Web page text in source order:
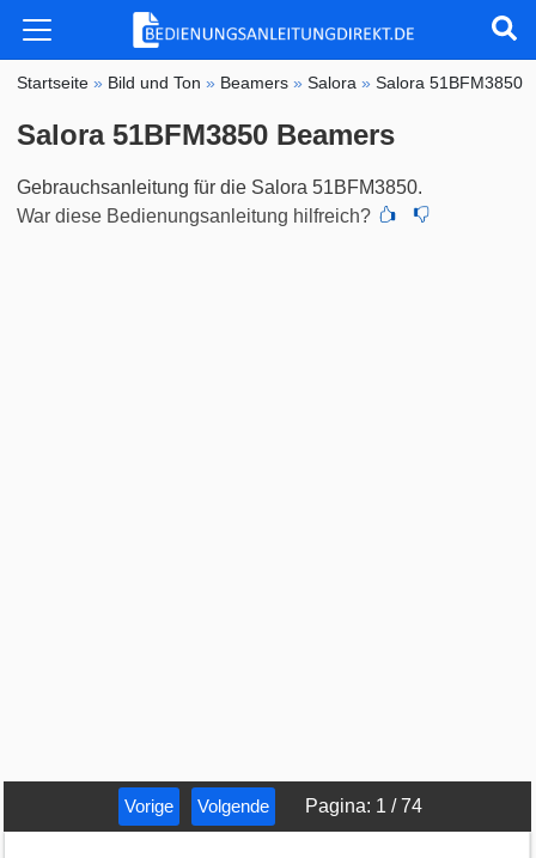
Startseite » Bild und Ton » Beamers »Salora »Salora 51BFM3850
Salora 51BFM3850 Beamers
Gebrauchsanleitung für die Salora 51BFM3850.
War diese Bedienungsanleitung hilfreich?
Vorige Volgende Pagina: 1 /74